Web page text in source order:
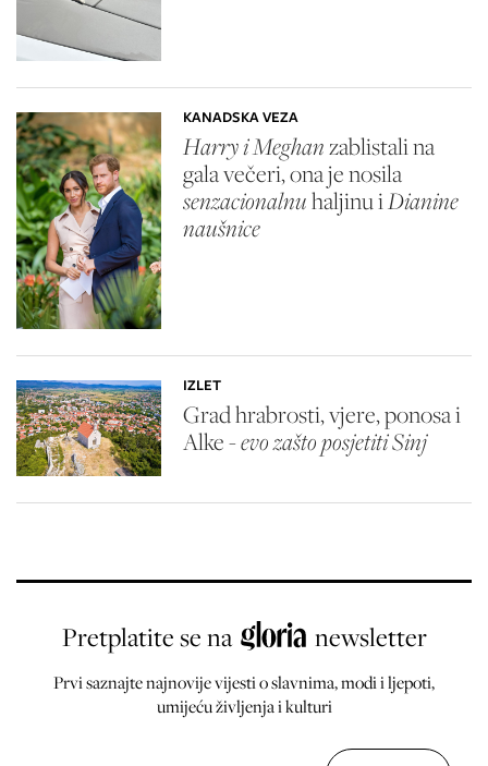
KANADSKA VEZA
Harry i Meghanzablistali na
gala večeri, ona je nosila
senzacionalnuhaljinu iDianine
naušnice
IZLET
Grad hrabrosti, vjere, ponosa i
Alke -evo zašto posjetiti Sinj
Pretplatite se na newsletter
Prvi saznajte najnovije vijesti o slavnima, modi i ljepoti,
umijeću življenja i kulturi